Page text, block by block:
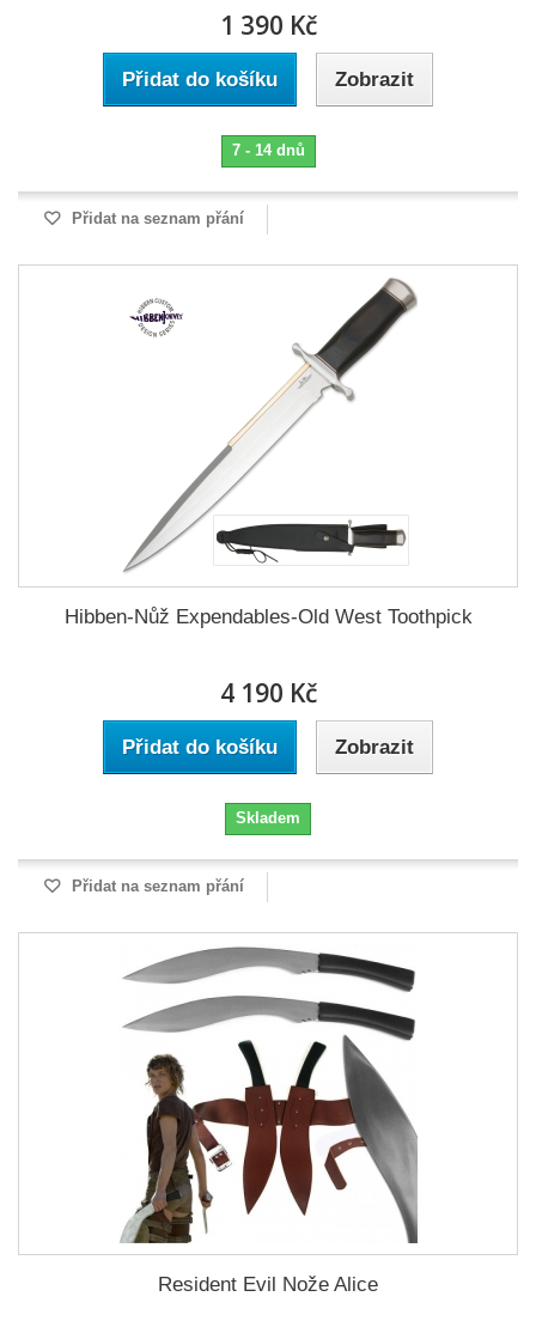
1 390 Kč
Přidat do košíku Zobrazit
7 - 14 dnů
Přidat na seznam přání
Hibben-Nůž Expendables-Old West Toothpick
4 190 Kč
Přidat do košíku Zobrazit
Skladem
Přidat na seznam přání
Resident Evil Nože Alice